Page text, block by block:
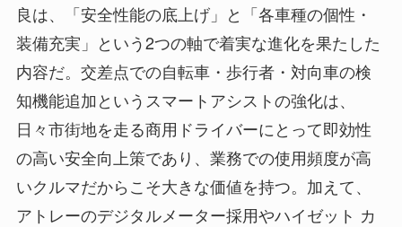
良は、「安全性能の底上げ」と「各車種の個性・
装備充実」という2つの軸で着実な進化を果たした
内容だ。交差点での自転車・歩行者・対向車の検
知機能追加というスマートアシストの強化は、
日々市街地を走る商用ドライバーにとって即効性
の高い安全向上策であり、業務での使用頻度が高
いクルマだからこそ大きな価値を持つ。加えて、
アトレーのデジタルメーター採用やハイゼット カ